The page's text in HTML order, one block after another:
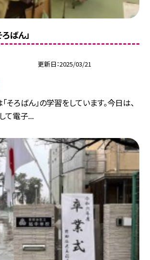
ばん」
更新日 2025/03/21
そろばん」の学習をしています。今日は、
て電子...